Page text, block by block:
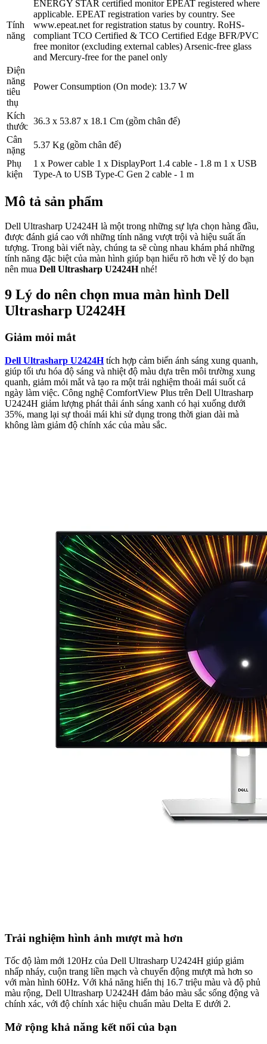
Tính
năng
ENERGY STAR certified monitor EPEAT registered where
applicable. EPEAT registration varies by country. See
www.epeat.net for registration status by country. RoHS-
compliant TCO Certified & TCO Certified Edge BFR/PVC
free monitor (excluding external cables) Arsenic-free glass
and Mercury-free for the panel only
Điện
năng
tiêu
thụ
Power Consumption (On mode): 13.7 W
Kích
thước
36.3 x 53.87 x 18.1 Cm (gồm chân đế)
Cân
nặng
5.37 Kg (gồm chân đế)
Phụ
kiện
1 x Power cable 1 x DisplayPort 1.4 cable - 1.8 m 1 x USB
Type-A to USB Type-C Gen 2 cable - 1 m
Mô tả sản phẩm
Dell Ultrasharp U2424H là một trong những sự lựa chọn hàng đầu,
được đánh giá cao với những tính năng vượt trội và hiệu suất ấn
tượng. Trong bài viết này, chúng ta sẽ cùng nhau khám phá những
tính năng đặc biệt của màn hình giúp bạn hiểu rõ hơn về lý do bạn
nên mua Dell Ultrasharp U2424Hnhé!
9 Lý do nên chọn mua màn hình Dell
Ultrasharp U2424H
Giảm mỏi mắt
Dell Ultrasharp U2424Htích hợp cảm biến ánh sáng xung quanh,
giúp tối ưu hóa độ sáng và nhiệt độ màu dựa trên môi trường xung
quanh, giảm mỏi mắt và tạo ra một trải nghiệm thoải mái suốt cả
ngày làm việc. Công nghệ ComfortView Plus trên Dell Ultrasharp
U2424H giảm lượng phát thải ánh sáng xanh có hại xuống dưới
35%, mang lại sự thoải mái khi sử dụng trong thời gian dài mà
không làm giảm độ chính xác của màu sắc.
Trải nghiệm hình ảnh mượt mà hơn
Tốc độ làm mới 120Hz của Dell Ultrasharp U2424H giúp giảm
nhấp nháy, cuộn trang liền mạch và chuyển động mượt mà hơn so
với màn hình 60Hz. Với khả năng hiển thị 16.7 triệu màu và độ phủ
màu rộng, Dell Ultrasharp U2424H đảm bảo màu sắc sống động và
chính xác, với độ chính xác hiệu chuẩn màu Delta E dưới 2.
Mở rộng khả năng kết nối của bạn